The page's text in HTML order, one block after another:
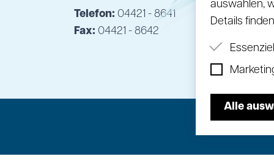
auswählen,
Details
Wir
Werbung
Alle
Telefon: 04421 - 8641
Fax: 04421 - 8642